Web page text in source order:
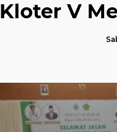
Kloter V